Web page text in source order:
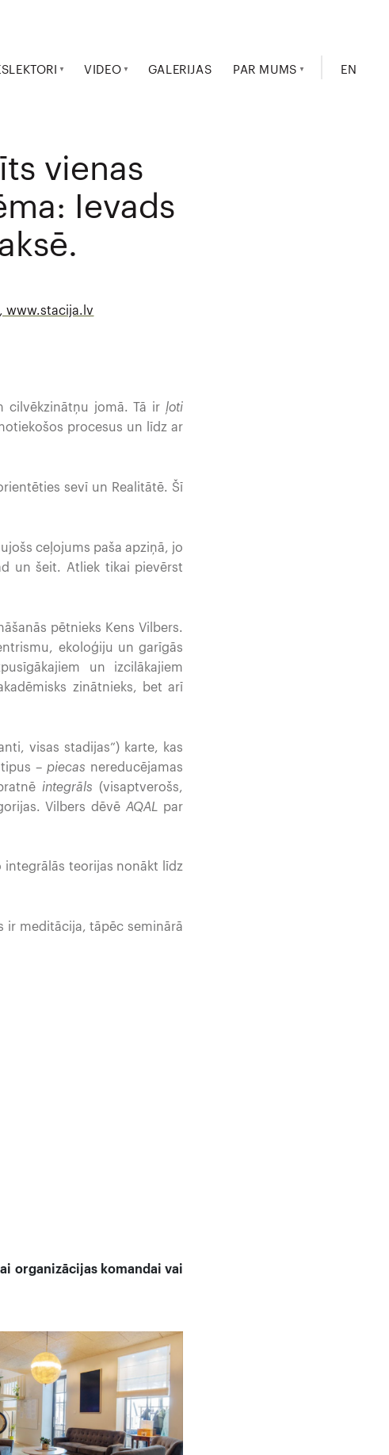
EN
VIDEO GALERIJAS PAR MUMS
vienas
Ievads
www.stacija.lv
cilvēkzinātņu jomā. Tā ir ļoti
procesus un līdz ar
sevī un Realitātē. Šī
ceļojums paša apziņā, jo
un šeit. Atliek tikai pievērst
pētnieks Kens Vilbers.
ekoloģiju un garīgās
un izcilākajiem
zinātnieks, bet arī
visas stadijas”) karte, kas
– piecas nereducējamas
integrāls
(visaptverošs,
Vilbers dēvē AQAL par
integrālās teorijas nonākt līdz
ir meditācija, tāpēc seminārā
organizācijas komandai vai